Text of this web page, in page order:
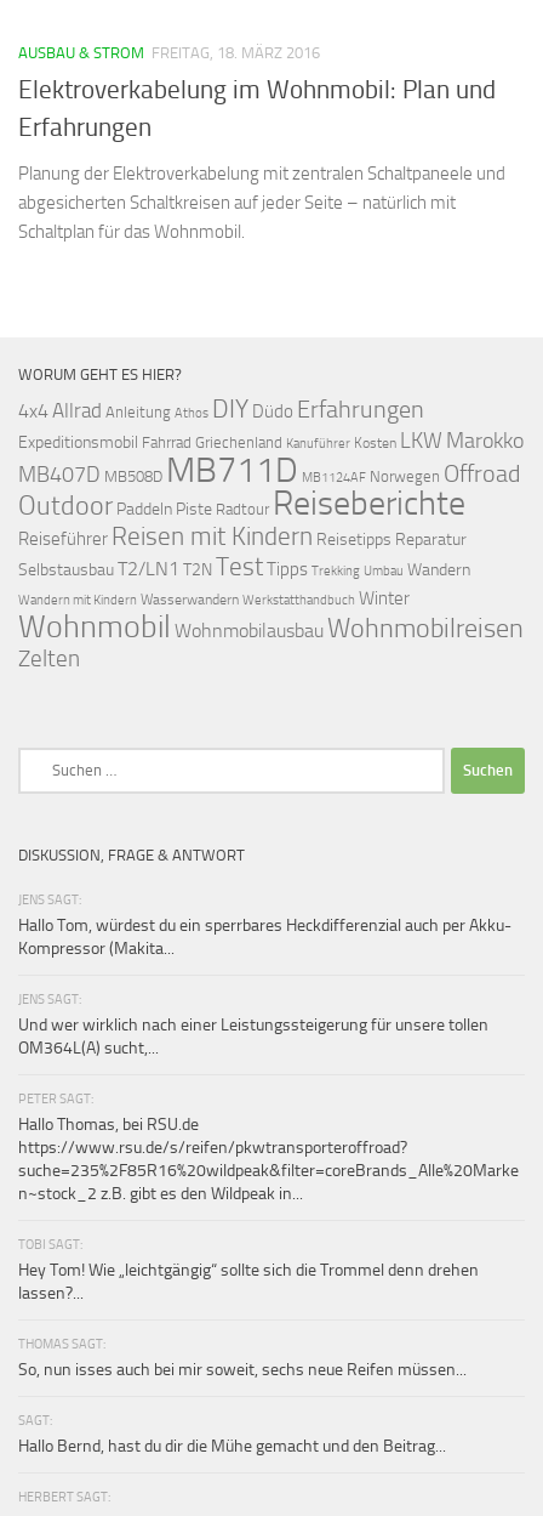
AUSBAU & STROM FREITAG, 18. MÄRZ 2016
Elektroverkabelung im Wohnmobil: Plan und
Erfahrungen
Planung der Elektroverkabelung mit zentralen Schaltpaneele und
abgesicherten Schaltkreisen auf jeder Seite – natürlich mit
Schaltplan für das Wohnmobil.
WORUM GEHT ES HIER?
4x4 Allrad Anleitung Athos DIY Düdo Erfahrungen
Expeditionsmobil Fahrrad Griechenland Kanuführer Kosten LKW Marokko
MB407D MB508D MB711D MB1124AF Norwegen Offroad
Outdoor Paddeln Piste Radtour Reiseberichte
Reiseführer Reisen mit Kindern Reisetipps Reparatur
SelbstausbauT2/LN1 T2N TestTipps Trekking Umbau Wandern
Wandern mit Kindern Wasserwandern Werkstatthandbuch Winter
Wohnmobil Wohnmobilausbau Wohnmobilreisen
Zelten
DISKUSSION, FRAGE & ANTWORT
JENS SAGT:
Hallo Tom, würdest du ein sperrbares Heckdifferenzial auch per Akku-
Kompressor (Makita...
JENS SAGT:
Und wer wirklich nach einer Leistungssteigerung für unsere tollen
OM364L(A) sucht,...
PETER SAGT:
Hallo Thomas, bei RSU.de
https://www.rsu.de/s/reifen/pkwtransporteroffroad?
suche=235%2F85R16%20wildpeak&filter=coreBrands_Alle%20Marke
n~stock_2 z.B. gibt es den Wildpeak in...
TOBI SAGT:
Hey Tom! Wie „leichtgängig“ sollte sich die Trommel denn drehen
lassen?...
THOMAS SAGT:
So, nun isses auch bei mir soweit, sechs neue Reifen müssen...
SAGT:
Hallo Bernd, hast du dir die Mühe gemacht und den Beitrag...
HERBERT SAGT: